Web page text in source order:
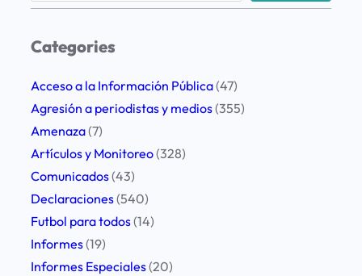
A
G
E
T
E
B
r
h
Categories
Acceso a la Información Pública(47)
Agresión a periodistas y medios(355)
Amenaza(7)
Artículos y Monitoreo(328)
Comunicados(43)
Declaraciones(540)
Futbol para todos(14)
Informes(19)
Informes Especiales(20)